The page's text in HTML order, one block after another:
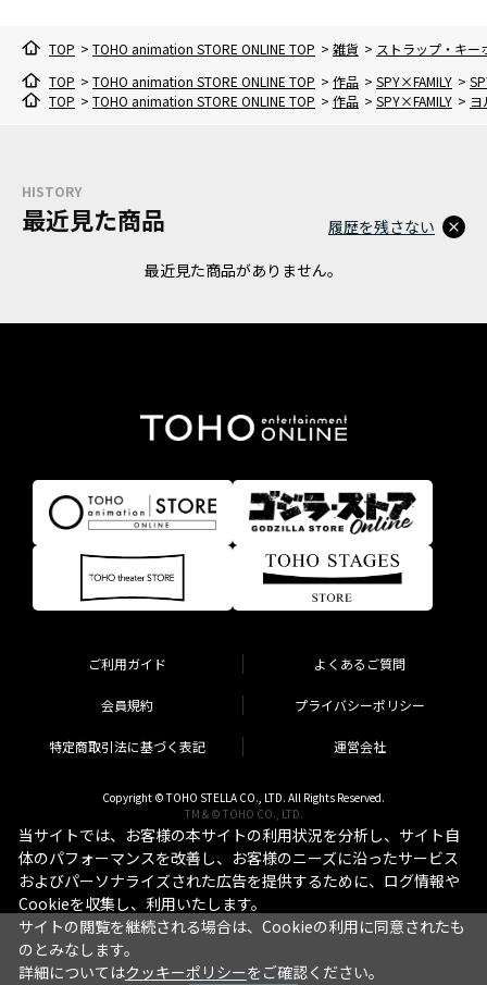
TOP > TOHO animation STORE ONLINE TOP > 雑貨 > ストラップ・キー
TOP > TOHO animation STORE ONLINE TOP > 作品 > SPY×FAMILY >
TOP > TOHO animation STORE ONLINE TOP > 作品 > SPY×FAMILY >
HISTORY
最近見た商品
最近見た商品がありません。
履歴を残さない
ご利用ガイド よくあるご質問
会員規約 プライバシーポリシー
特定商取引法に基づく表記 運営会社
Copyright © TOHO STELLA CO., LTD. All Rights Reserved.
TM & © TOHO CO., LTD.
当サイトでは、お客様の本サイトの利用状況を分析し、サイト自
体のパフォーマンスを改善し、お客様のニーズに沿ったサービス
およびパーソナライズされた広告を提供するために、ログ情報や
Cookieを収集し、利用いたします。
サイトの閲覧を継続される場合は、Cookieの利用に同意されたも
のとみなします。
詳細についてはクッキーポリシーをご確認ください。